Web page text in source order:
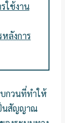
ใช้งาน
ลังการ
กวนที่ทำให้
นสัญญาณ